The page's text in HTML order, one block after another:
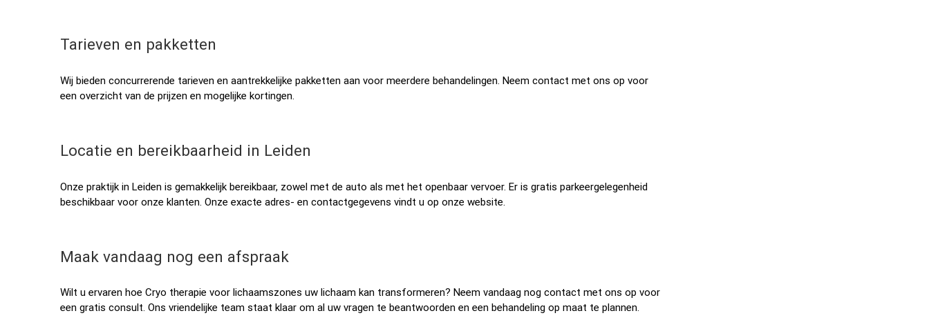
Tarieven en pakketten
Wij bieden concurrerende tarieven en aantrekkelijke pakketten aan voor meerdere behandelingen. Neem contact met ons op voor
een overzicht van de prijzen en mogelijke kortingen.
Locatie en bereikbaarheid in Leiden
Onze praktijk in Leiden is gemakkelijk bereikbaar, zowel met de auto als met het openbaar vervoer. Er is gratis parkeergelegenheid
beschikbaar voor onze klanten. Onze exacte adres- en contactgegevens vindt u op onze website.
Maak vandaag nog een afspraak
Wilt u ervaren hoe Cryo therapie voor lichaamszones uw lichaam kan transformeren? Neem vandaag nog contact met ons op voor
een gratis consult. Ons vriendelijke team staat klaar om al uw vragen te beantwoorden en een behandeling op maat te plannen.